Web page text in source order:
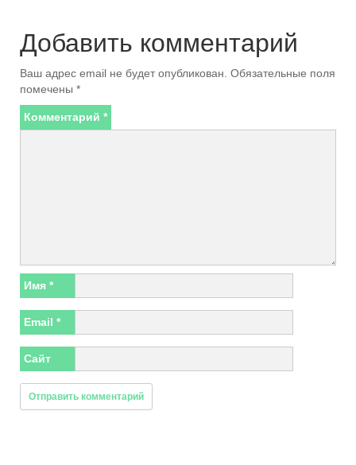
Добавить комментарий
Ваш адрес email не будет опубликован. Обязательные поля
помечены *
Комментарий *
Имя *
Email *
Сайт